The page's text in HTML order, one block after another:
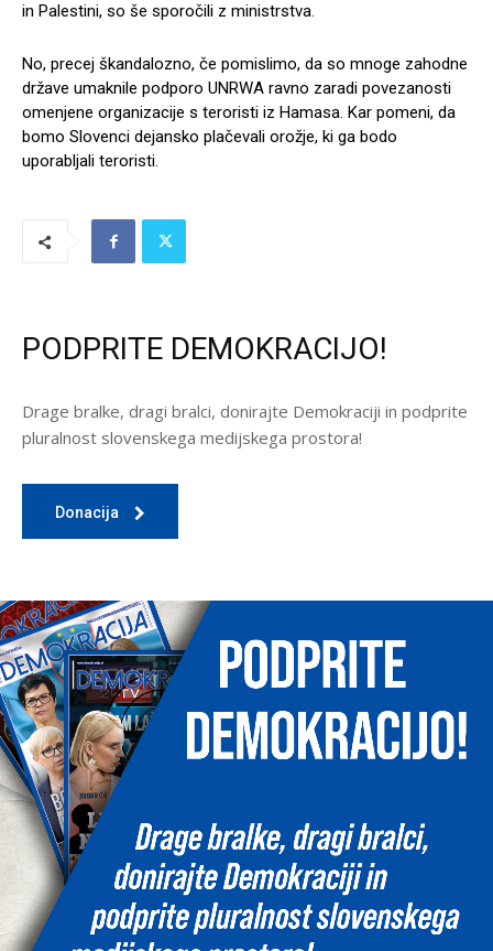
in Palestini, so še sporočili z ministrstva.
No, precej škandalozno, če pomislimo, da so mnoge zahodne
države umaknile podporo UNRWA ravno zaradi povezanosti
omenjene organizacije s teroristi iz Hamasa. Kar pomeni, da
bomo Slovenci dejansko plačevali orožje, ki ga bodo
uporabljali teroristi.
PODPRITE DEMOKRACIJO!
Drage bralke, dragi bralci, donirajte Demokraciji in podprite
pluralnost slovenskega medijskega prostora!
Donacija